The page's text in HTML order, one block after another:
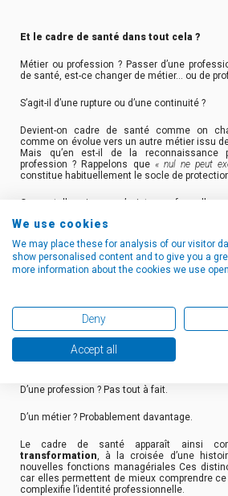
Et le cadre de santé dans tout cela ?
Métier ou profession ? Passer d’une
de santé, est-ce changer de métier… ou de
S’agit-il d’une rupture ou d’une continuité ?
Devient-on cadre de santé comme on
comme on évolue vers un autre métier issu
Mais qu’en est-il de la reconnaissance
profession ? Rappelons que « nul ne peut
constitue habituellement le socle de
Or, une telle exigence n’existe pas
Oui, l’accès à la formation est réglementé.
Oui, il s’inscrit dans la continuité d’une
Aucune règle ne pose clairement que
« nul ne
».
Alors, de quoi parle-t-on ?
D’une profession ? Pas tout à fait.
D’un métier ? Probablement davantage.
Le cadre de santé apparaît ainsi
transformation, à la croisée d’une
nouvelles fonctions managériales Ces
car elles permettent de mieux comprendre
complexifie l’identité professionnelle.
We use cookies
We may place these for analysis of our visitor
show personalised content and to give you a
more information about the cookies we use
Deny
Accept all